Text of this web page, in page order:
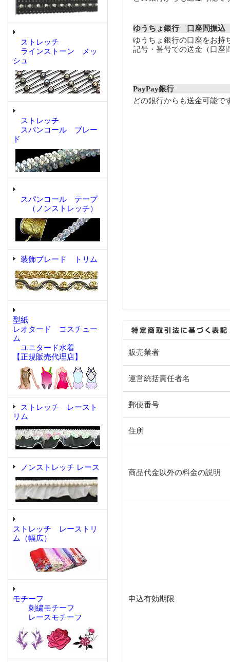
ストレッチ
ラインストーン メッ
シュ
ストレッチ
スパンコール ブレー
ド
スパンコール テープ
（ノンストレッチ）
装飾ブレード トリム
型紙
レオタード コスチュー
ム
ユニタード水着
【正規販売代理店】
ストレッチ レースト
リム
ノンストレッチ レース
ストレッチ レーストリ
ム（幅広）
モチーフ
刺繍モチーフ
レースモチーフ
ゆうちょ銀行 口座間振込
ゆうちょ銀行の口座をお持
記号・番号での送金（口座
PayPay銀行
どの銀行からも送金可能で
販売業者
運営統括責任者名
郵便番号
住所
商品代金以外の料金の説明
申込有効期限